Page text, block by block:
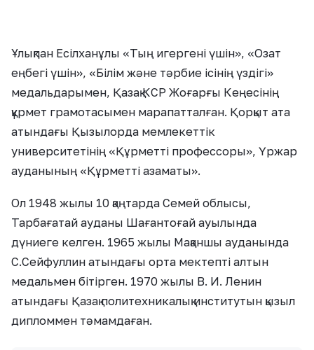
С.Сейфуллин атындағы орта мектепті алтын
медальмен бітірген. 1970 жылы В. И. Ленин
атындағы Қазақ политехникалық институтын қызыл
дипломмен тәмамдаған.
«Ұлықпан Есілханұлының қанатынан
өрбіп шыққан, білім алған шәкірттері
бұл күнде Қазақстанның түкпір-
түкпірінде еліміздің дамуына кірпіш
болып қаланып, өз үлестерін қосуда.
Ұлықпан Есілханұлы бар саналы
ғұмыры мен өмірін білім мен ғылымға
арнаған ұлағатты ұстаз, академик,
ардақты әке, аяулы азамат.
Университеттің құрметті ұстазы,